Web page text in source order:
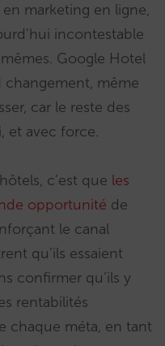
marketing en ligne,
incontestable
Google Hotel
changement, même
car le reste des
et avec force.
c’est que les
opportunité de
le canal
qu’ils essaient
confirmer qu’ils y
rentabilités
chaque méta, en tant